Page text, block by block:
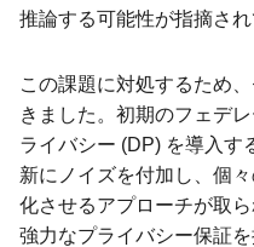
推論する可能性が指摘され
この課題に対処するため
きました。初期のフェデ
ライバシー (DP) を導入す
新にノイズを付加し、個
化させるアプローチが取
強力なプライバシー保証